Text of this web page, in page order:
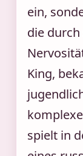
ein,
die
King,
spielt in